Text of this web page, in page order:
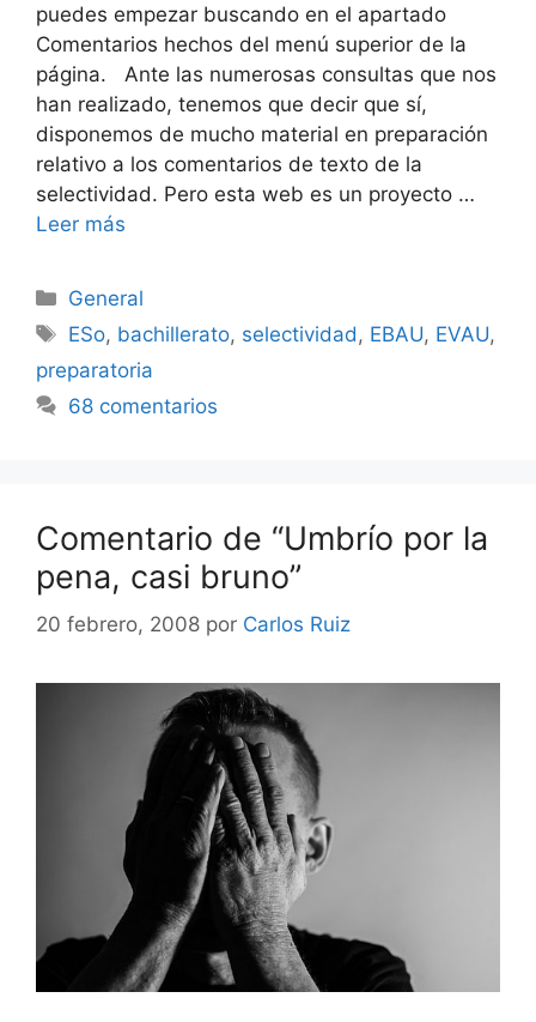
puedes empezar buscando en el apartado
Comentarios hechos del menú superior de la
página. Ante las numerosas consultas que nos
han realizado, tenemos que decir que sí,
disponemos de mucho material en preparación
relativo a los comentarios de texto de la
selectividad. Pero esta web es un proyecto …
Leer más
Categorías
General
Etiquetas
ESo, bachillerato, selectividad , EBAU, EVAU,
preparatoria
68 comentarios
Comentario de “Umbrío por la
pena, casi bruno”
20 febrero, 2008 por Carlos Ruiz